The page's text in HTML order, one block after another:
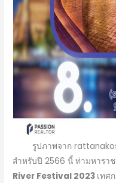
รูปภาพจาก
สำหรับปี 2566 นี้ ท่ามหารา
River Festival 2023 เทศ